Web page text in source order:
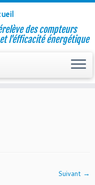
des compteurs
l'éfficacité énergétique
Suivant →